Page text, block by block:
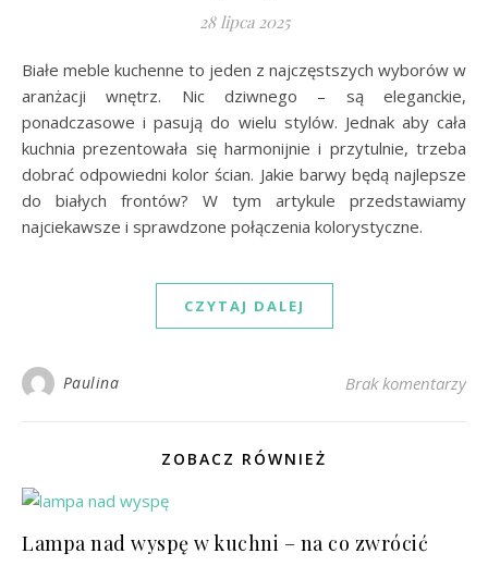
28 lipca 2025
Białe meble kuchenne to jeden z najczęstszych wyborów w
aranżacji wnętrz. Nic dziwnego – są eleganckie,
ponadczasowe i pasują do wielu stylów. Jednak aby cała
kuchnia prezentowała się harmonijnie i przytulnie, trzeba
dobrać odpowiedni kolor ścian. Jakie barwy będą najlepsze
do białych frontów? W tym artykule przedstawiamy
najciekawsze i sprawdzone połączenia kolorystyczne.
CZYTAJ DALEJ
Paulina Brak komentarzy
ZOBACZ RÓWNIEŻ
Lampa nad wyspę w kuchni – na co zwrócić